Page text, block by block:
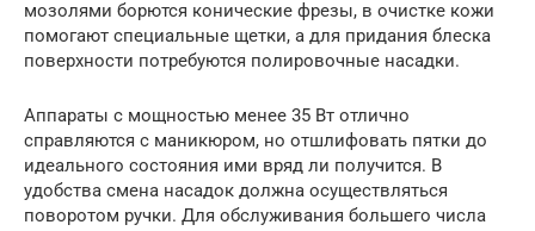
мозолями борются конические фрезы, в очистке кожи
помогают специальные щетки, а для придания блеска
поверхности потребуются полировочные насадки.
Аппараты с мощностью менее 35 Вт отлично
справляются с маникюром, но отшлифовать пятки до
идеального состояния ими вряд ли получится. В
удобства смена насадок должна осуществляться
поворотом ручки. Для обслуживания большего числа